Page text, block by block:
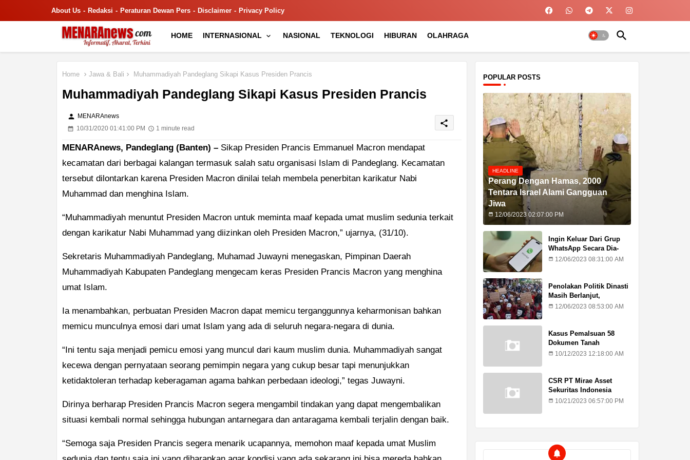
About Us Redaksi Peraturan Dewan Pers Disclaimer Privacy Policy
HOME INTERNASIONAL NASIONAL TEKNOLOGI HIBURAN OLAHRAGA
Home Jawa & Bali Muhammadiyah Pandeglang Sikapi Kasus Presiden Prancis
Muhammadiyah Pandeglang Sikapi Kasus Presiden Prancis
person MENARAnews
10/31/2020 01:41:00 PM
1 minute read
share
MENARAnews, Pandeglang (Banten) –Sikap Presiden Prancis Emmanuel Macron mendapat
kecamatan dari berbagai kalangan termasuk salah satu organisasi Islam di Pandeglang. Kecamatan
tersebut dilontarkan karena Presiden Macron dinilai telah membela penerbitan karikatur Nabi
Muhammad dan menghina Islam.
“Muhammadiyah menuntut Presiden Macron untuk meminta maaf kepada umat muslim sedunia terkait
dengan karikatur Nabi Muhammad yang diizinkan oleh Presiden Macron,” ujarnya, (31/10).
Sekretaris Muhammadiyah Pandeglang, Muhamad Juwayni menegaskan, Pimpinan Daerah
Muhammadiyah Kabupaten Pandeglang mengecam keras Presiden Prancis Macron yang menghina
umat Islam.
Ia menambahkan, perbuatan Presiden Macron dapat memicu terganggunnya keharmonisan bahkan
memicu munculnya emosi dari umat Islam yang ada di seluruh negara-negara di dunia.
“Ini tentu saja menjadi pemicu emosi yang muncul dari kaum muslim dunia. Muhammadiyah sangat
kecewa dengan pernyataan seorang pemimpin negara yang cukup besar tapi menunjukkan
ketidaktoleran terhadap keberagaman agama bahkan perbedaan ideologi,” tegas Juwayni.
Dirinya berharap Presiden Prancis Macron segera mengambil tindakan yang dapat mengembalikan
situasi kembali normal sehingga hubungan antarnegara dan antaragama kembali terjalin dengan baik.
“Semoga saja Presiden Prancis segera menarik ucapannya, memohon maaf kepada umat Muslim
POPULAR POSTS
HEADLINE
Perang Dengan Hamas, 2000
Tentara Israel Alami Gangguan
Jiwa
12/06/2023 02:07:00 PM
Ingin Keluar Dari Grup
WhatsApp Secara Dia-
Diam? Ini Caranya
12/06/2023 08:31:00 AM
Penolakan Politik Dinasti
Masih Berlanjut,
Mahasiswa Kritik Putusan
12/06/2023 08:53:00 AM
Kasus Pemalsuan 58
Dokumen Tanah
Kadilangu, Ahli Waris :
10/12/2023 12:18:00 AM
CSR PT Mirae Asset
Sekuritas Indonesia
Sasar Warga Rentan
10/21/2023 06:57:00 PM